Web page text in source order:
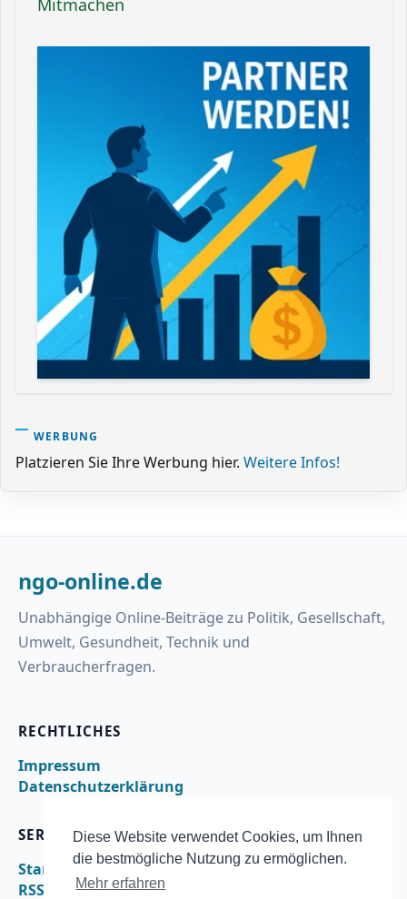
Diese Website verwendet Cookies, um Ihnen
die bestmögliche Nutzung zu ermöglichen.
Mehr erfahren
Mitmachen
WERBUNG
Platzieren Sie Ihre Werbung hier. Weitere Infos!
ngo-online.de
Unabhängige Online-Beiträge zu Politik, Gesellschaft,
Umwelt, Gesundheit, Technik und
Verbraucherfragen.
RECHTLICHES
Impressum
Datenschutzerklärung
SERVICE
Startseite
RSS